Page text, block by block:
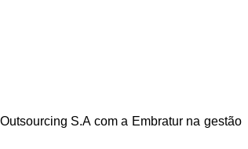
S.A com a Embratur na gestão